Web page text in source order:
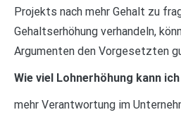
Projekts nach mehr Gehalt zu
Gehaltserhöhung verhandeln,
Argumenten den Vorgesetzten
Wie viel Lohnerhöhung kann
mehr Verantwortung im